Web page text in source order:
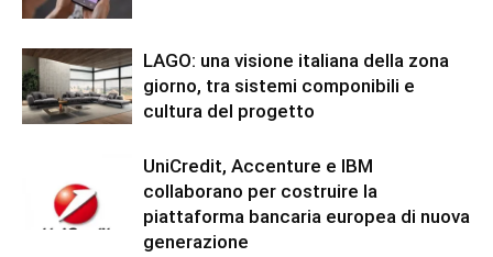
LAGO: una visione italiana della zona
giorno, tra sistemi componibili e
cultura del progetto
UniCredit, Accenture e IBM
collaborano per costruire la
piattaforma bancaria europea di nuova
generazione